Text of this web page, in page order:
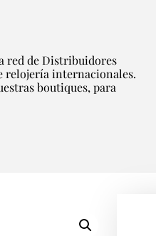
red de Distribuidores
relojería internacionales.
boutiques, para